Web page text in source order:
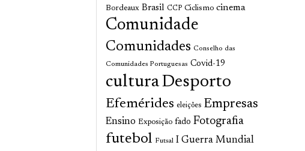
Bordeaux Brasil CCP Ciclismo cinema
Comunidade
Comunidades Conselho das
Comunidades Portuguesas Covid-19
culturaDesporto
Efemérides eleições Empresas
Ensino Exposição fado Fotografia
futebol Futsal I Guerra Mundial